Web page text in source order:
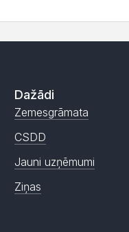
Dažādi
Zemesgrāmata
CSDD
Jauni uzņēmumi
Ziņas